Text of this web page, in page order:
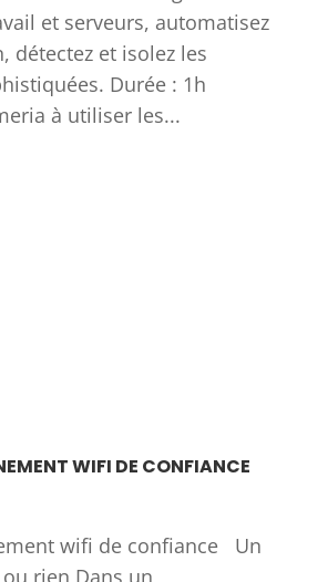
et serveurs, automatisez
détectez et isolez les
Durée : 1h
à utiliser les...
WIFI DE CONFIANCE
wifi de confiance Un
rien Dans un